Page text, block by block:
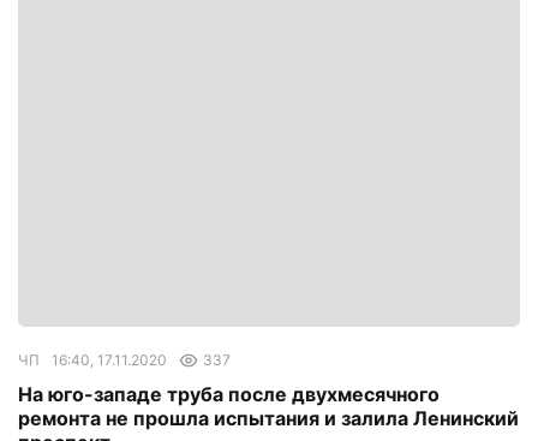
ЧП 16:40, 17.11.2020 337
На юго-западе труба после двухмесячного
ремонта не прошла испытания и залила Ленинский